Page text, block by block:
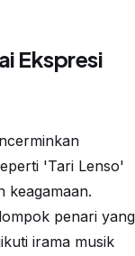
Ekspresi
'Tari Lenso'
keagamaan.
penari yang
irama musik